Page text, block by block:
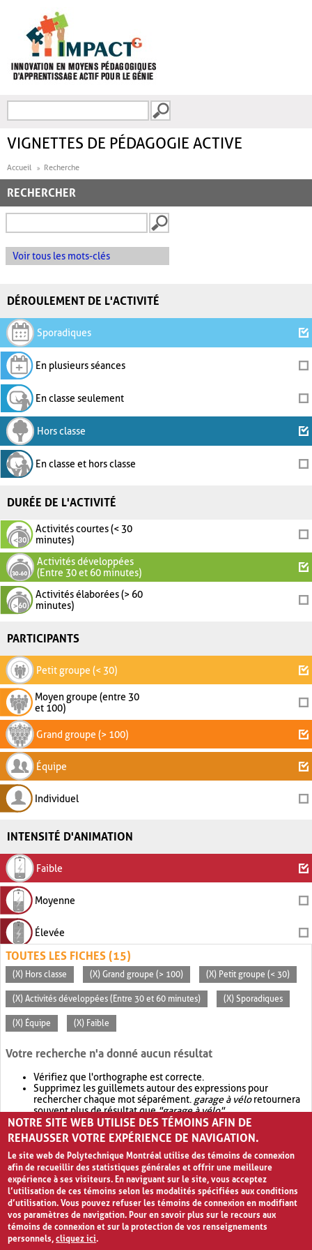
FORMULAIRE DE
VIGNETTES DE PÉDAGOGIE ACTIVE
Accueil Recherche
RECHERCHER
Voir tous les mots-clés
DÉROULEMENT DE L'ACTIVITÉ
Sporadiques
En plusieurs séances
En classe seulement
Hors classe
En classe et hors classe
DURÉE DE L'ACTIVITÉ
Activités courtes (< 30
minutes)
Activités développées
(Entre 30 et 60 minutes)
Activités élaborées (> 60
minutes)
PARTICIPANTS
Petit groupe (< 30)
Moyen groupe (entre 30
et 100)
Grand groupe (> 100)
Équipe
Individuel
INTENSITÉ D'ANIMATION
Faible
Moyenne
Élevée
TOUTES LES FICHES (15)
(X) Hors classe (X) Grand groupe (> 100) (X) Petit groupe (< 30)
(X) Activités développées (Entre 30 et 60 minutes) (X) Sporadiques
(X) Équipe (X) Faible
Votre recherche n'a donné aucun résultat
Vérifiez que l'orthographe est correcte.
Supprimez les guillemets autour des expressions pour
rechercher chaque mot séparément. garage à véloretournera
souvent plus de résultat que"garage à vélo".
Envisagez d'élargir votre recherche avec OR.garage OR vélo
retournera souvent plus de résultat quegarage à vélo
NOTRE SITE WEB UTILISE DES TÉMOINS AFIN DE
REHAUSSER VOTRE EXPÉRIENCE DE NAVIGATION.
Le site web de Polytechnique Montréal utilise des témoins de connexion
afin de recueillir des statistiques générales et offrir une meilleure
expérience à ses visiteurs. En naviguant sur le site, vous acceptez
l’utilisation de ces témoins selon les modalités spécifiées aux conditions
d’utilisation. Vous pouvez refuser les témoins de connexion en modifiant
vos paramètres de navigation. Pour en savoir plus sur le recours aux
témoins de connexion et sur la protection de vos renseignements
personnels,cliquez ici.